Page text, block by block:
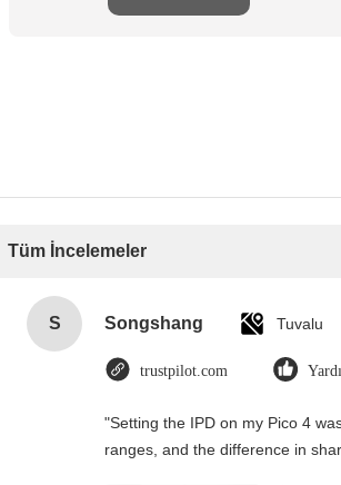
Tüm İncelemeler
S Songshang Tuvalu
trustpilot.com
"Setting the IPD on my Pico 4
ranges, and the difference in